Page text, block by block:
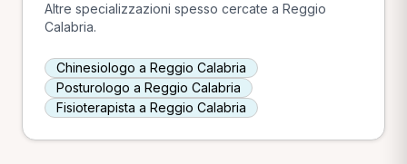
Altre specializzazioni spesso cercate a Reggio
Calabria.
Chinesiologo a Reggio Calabria
Posturologo a Reggio Calabria
Fisioterapista a Reggio Calabria